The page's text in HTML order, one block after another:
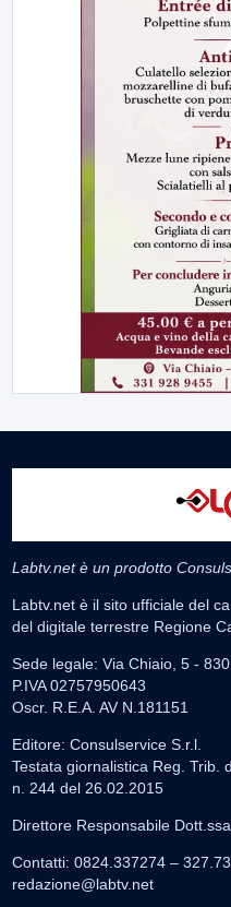
Labtv.net è un prodotto
Labtv.net è il sito ufficiale del
del digitale terrestre Regione
Sede legale: Via Chiaio, 5 -
P.IVA 02757950643
Oscr. R.E.A. AV N.181151
Editore: Consulservice S.r.l.
Testata giornalistica Reg. Trib.
n. 244 del 26.02.2015
Direttore Responsabile
Contatti: 0824.337274 –
redazione@labtv.net